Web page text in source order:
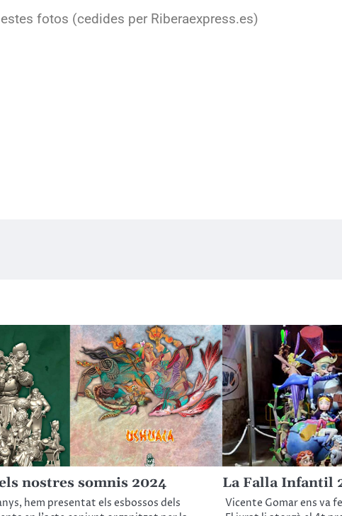
fotos (cedides per Riberaexpress.es)
nostres somnis 2024
hem presentat els esbossos dels
La Falla Infantil
Vicente Gomar ens va